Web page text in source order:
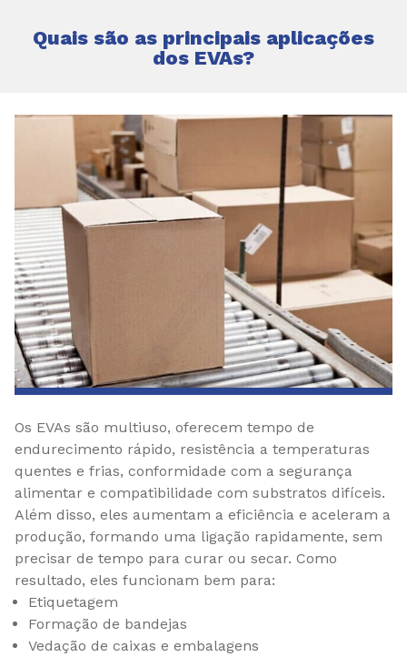
Quais são as principais aplicações
dos EVAs?
Os EVAs são multiuso, oferecem tempo de
endurecimento rápido, resistência a temperaturas
quentes e frias, conformidade com a segurança
alimentar e compatibilidade com substratos difíceis.
Além disso, eles aumentam a eficiência e aceleram a
produção, formando uma ligação rapidamente, sem
precisar de tempo para curar ou secar. Como
resultado, eles funcionam bem para:
Etiquetagem
Formação de bandejas
Vedação de caixas e embalagens